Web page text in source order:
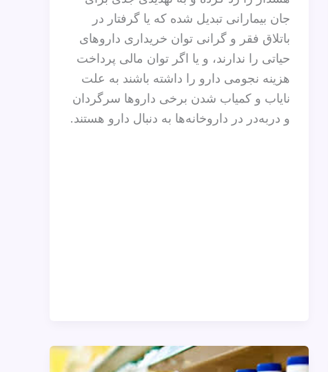
جان بیمارانی تبدیل شده که یا گرفتار در
باتلاق فقر و گرانی توان خریداری داروهای
حیاتی را ندارند، و یا اگر توان مالی پرداخت
هزینه نجومی دارو را داشته باشند به علت
نایاب و کمیاب شدن برخی داروها سرگردان
و در‌به‌در در داروخانه‌ها به دنبال دارو هستند.